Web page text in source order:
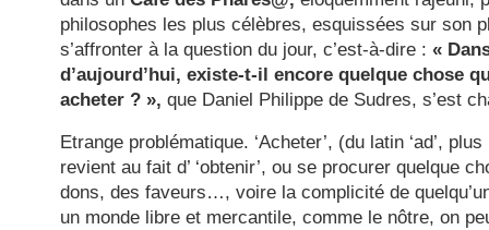
philosophes les plus célèbres, esquissées sur son
s’affronter à la question du jour, c’est-à-dire : «
d’aujourd’hui, existe-t-il encore quelque chose
acheter ? », que Daniel Philippe de Sudres, s’est
Etrange problématique. ‘Acheter’, (du latin ‘ad’,
revient au fait d’ ‘obtenir’, ou se procurer quelque
dons, des faveurs…, voire la complicité de
un monde libre et mercantile, comme le nôtre, on